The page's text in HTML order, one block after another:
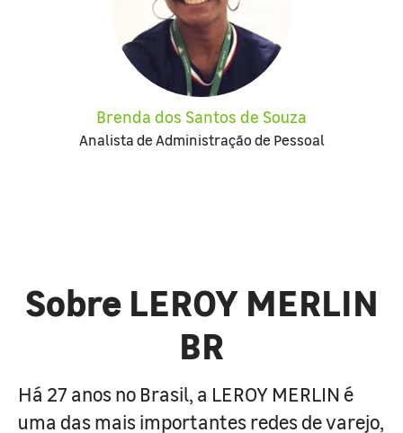
Brenda dos Santos de Souza
Analista de Administração de Pessoal
Sobre LEROY MERLIN
BR
Há 27 anos no Brasil, a LEROY MERLIN é
uma das mais importantes redes de varejo,